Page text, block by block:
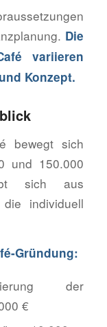
Die
variieren
Konzept.
bewegt sich
und 150.000
sich aus
die individuell
Gründung:
der
€